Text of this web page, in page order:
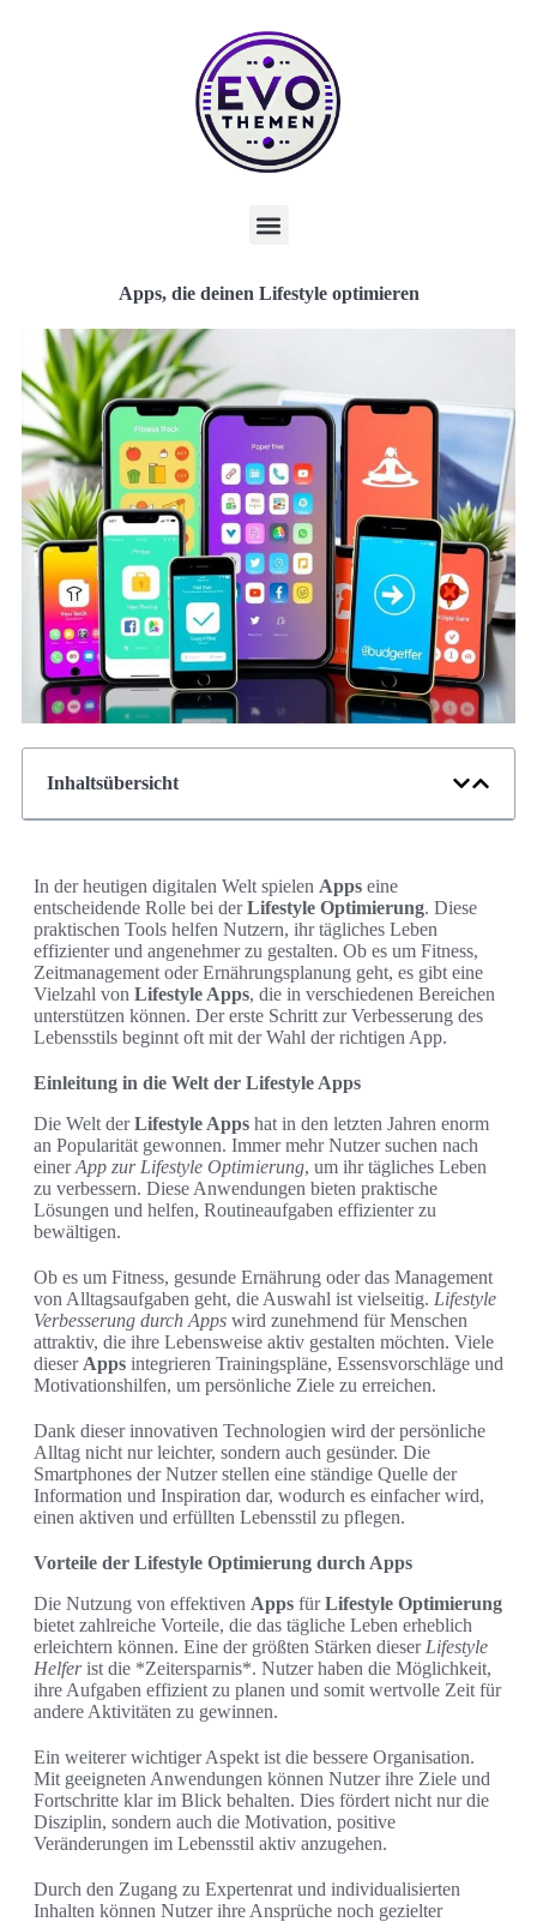
Apps, die deinen Lifestyle optimieren
Inhaltsübersicht
In der heutigen digitalen Welt spielen Apps eine
entscheidende Rolle bei derLifestyle Optimierung. Diese
praktischen Tools helfen Nutzern, ihr tägliches Leben
effizienter und angenehmer zu gestalten. Ob es um Fitness,
Zeitmanagement oder Ernährungsplanung geht, es gibt eine
Vielzahl von Lifestyle Apps, die in verschiedenen Bereichen
unterstützen können. Der erste Schritt zur Verbesserung des
Lebensstils beginnt oft mit der Wahl der richtigen App.
Einleitung in die Welt der Lifestyle Apps
Die Welt derLifestyle Apps hat in den letzten Jahren enorm
an Popularität gewonnen. Immer mehr Nutzer suchen nach
einerApp zur Lifestyle Optimierung, um ihr tägliches Leben
zu verbessern. Diese Anwendungen bieten praktische
Lösungen und helfen, Routineaufgaben effizienter zu
bewältigen.
Ob es um Fitness, gesunde Ernährung oder das Management
von Alltagsaufgaben geht, die Auswahl ist vielseitig. Lifestyle
Verbesserung durch Apps wird zunehmend für Menschen
attraktiv, die ihre Lebensweise aktiv gestalten möchten. Viele
dieser Apps integrieren Trainingspläne, Essensvorschläge und
Motivationshilfen, um persönliche Ziele zu erreichen.
Dank dieser innovativen Technologien wird der persönliche
Alltag nicht nur leichter, sondern auch gesünder. Die
Smartphones der Nutzer stellen eine ständige Quelle der
Information und Inspiration dar, wodurch es einfacher wird,
einen aktiven und erfüllten Lebensstil zu pflegen.
Vorteile der Lifestyle Optimierung durch Apps
Die Nutzung von effektiven Apps fürLifestyle Optimierung
bietet zahlreiche Vorteile, die das tägliche Leben erheblich
erleichtern können. Eine der größten Stärken dieser Lifestyle
Helferist die *Zeitersparnis*. Nutzer haben die Möglichkeit,
ihre Aufgaben effizient zu planen und somit wertvolle Zeit für
andere Aktivitäten zu gewinnen.
Ein weiterer wichtiger Aspekt ist die bessere Organisation.
Mit geeigneten Anwendungen können Nutzer ihre Ziele und
Fortschritte klar im Blick behalten. Dies fördert nicht nur die
Disziplin, sondern auch die Motivation, positive
Veränderungen im Lebensstil aktiv anzugehen.
Durch den Zugang zu Expertenrat und individualisierten
Inhalten können Nutzer ihre Ansprüche noch gezielter